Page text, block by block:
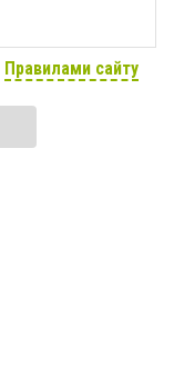
Правилами сайту